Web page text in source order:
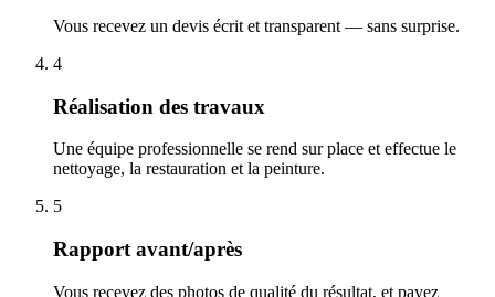
Vous recevez un devis écrit et transparent — sans surprise.
4
Réalisation des travaux
Une équipe professionnelle se rend sur place et effectue le
nettoyage, la restauration et la peinture.
5
Rapport avant/après
Vous recevez des photos de qualité du résultat, et payez